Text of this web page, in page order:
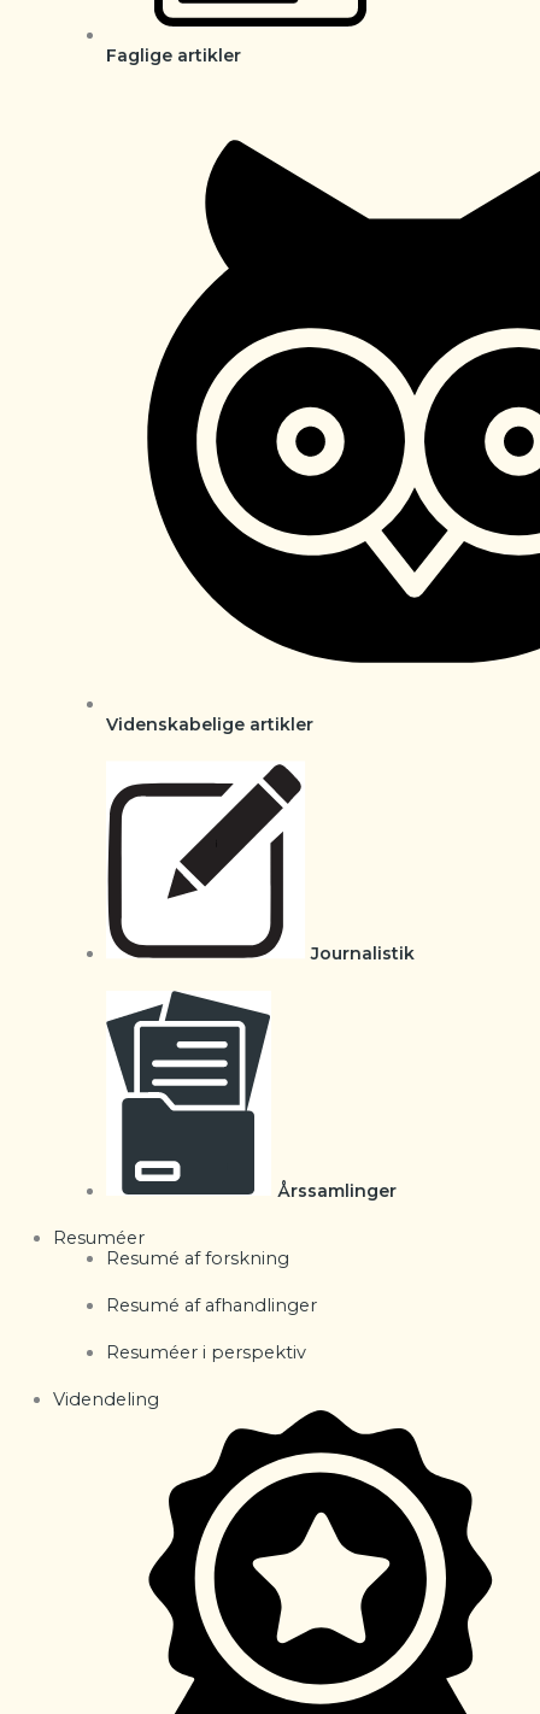
Faglige artikler
Videnskabelige artikler
Journalistik
Årssamlinger
Resuméer
Resumé af forskning
Resumé af afhandlinger
Resuméer i perspektiv
Videndeling